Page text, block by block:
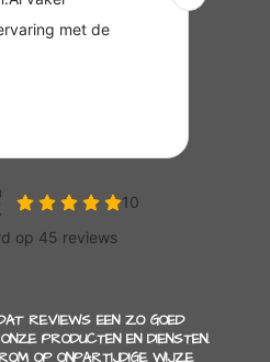
REVIEWS EEN ZO GOED
PRODUCTEN EN DIENSTEN.
OP ONPARTIJDIGE WIJZE